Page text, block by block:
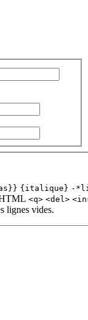
{italique} -
<q> <del>
lignes vides.